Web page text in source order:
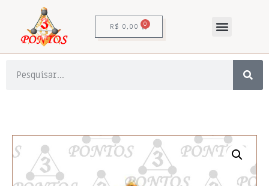
R$ 0,00 0